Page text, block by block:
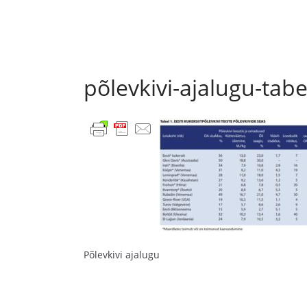
põlevkivi-ajalugu-
Põlevkivi ajalugu